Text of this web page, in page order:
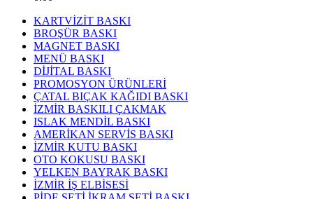
KARTVİZİT BASKI
BROŞÜR BASKI
MAGNET BASKI
MENÜ BASKI
DİJİTAL BASKI
PROMOSYON ÜRÜNLERİ
ÇATAL BIÇAK KAĞIDI BASKI
İZMİR BASKILI ÇAKMAK
ISLAK MENDİL BASKI
AMERİKAN SERVİS BASKI
İZMİR KUTU BASKI
OTO KOKUSU BASKI
YELKEN BAYRAK BASKI
İZMİR İŞ ELBİSESİ